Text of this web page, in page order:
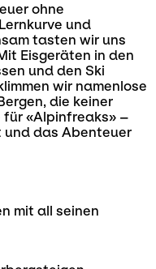
ohne
und
tasten wir uns
Eisgeräten in den
und den Ski
wir namenlose
die keiner
für «Alpinfreaks» –
das Abenteuer
mit all seinen